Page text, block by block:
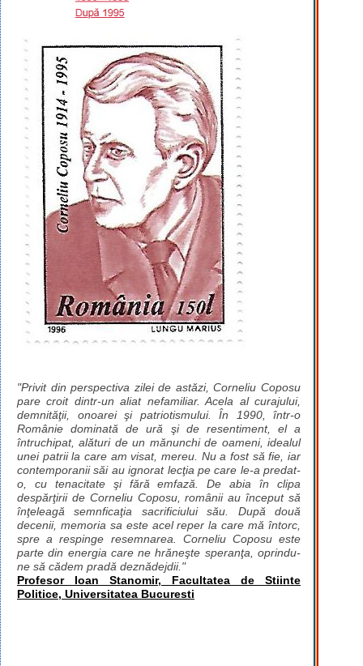
"Privit din perspectiva zilei de astăzi, Corneliu Coposu
pare croit dintr-un aliat nefamiliar. Acela al curajului,
demnităţii, onoarei şi patriotismului. În 1990, într-o
Românie dominată de ură şi de resentiment, el a
întruchipat, alături de un mănunchi de oameni, idealul
unei patrii la care am visat, mereu. Nu a fost să fie, iar
contemporanii săi au ignorat lecţia pe care le-a predat-
o, cu tenacitate şi fără emfază. De abia în clipa
despărţirii de Corneliu Coposu, românii au început să
înţeleagă semnficaţia sacrificiului său. După două
decenii, memoria sa este acel reper la care mă întorc,
spre a respinge resemnarea. Corneliu Coposu este
parte din energia care ne hrăneşte speranţa, oprindu-
ne să cădem pradă deznădejdii."
Profesor Ioan Stanomir, Facultatea de Stiinte
Politice, Universitatea Bucuresti